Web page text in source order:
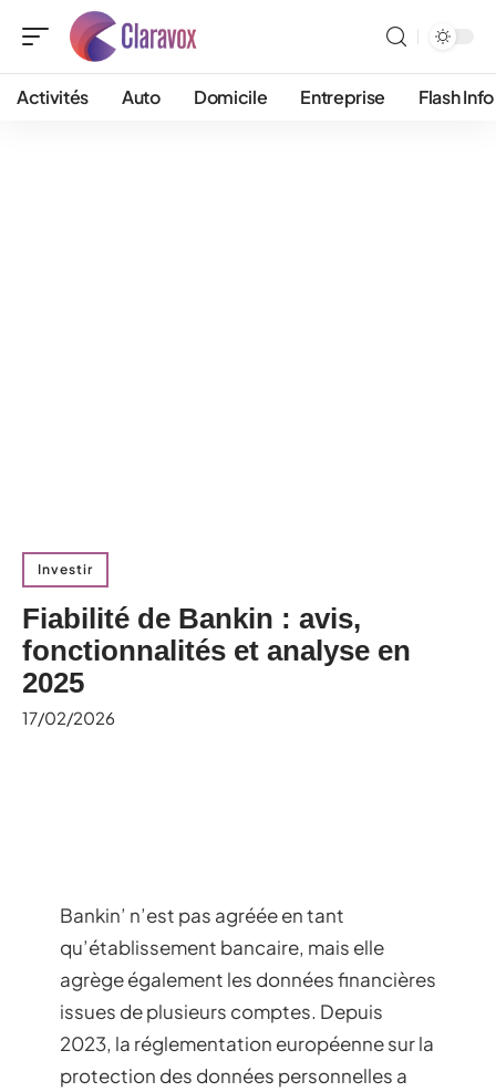
Activités Auto Domicile Entreprise Flash Info
Investir
Fiabilité de Bankin : avis,
fonctionnalités et analyse en
2025
17/02/2026
Bankin’ n’est pas agréée en tant
qu’établissement bancaire, mais elle
agrège également les données financières
issues de plusieurs comptes. Depuis
2023, la réglementation européenne sur la
protection des données personnelles a